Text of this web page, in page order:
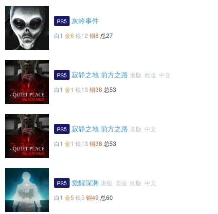
PS5 灰岭事件
白1 金6 银12 铜8 总27
PS5 寂静之地 前方之路 港版 欧版 中文
白1 金1 银13 铜38 总53
PS5 寂静之地 前方之路 美版 中文
白1 金1 银13 铜38 总53
PS5 觉醒深渊 港版 美版 欧版 中文
白1 金5 银5 铜49 总60